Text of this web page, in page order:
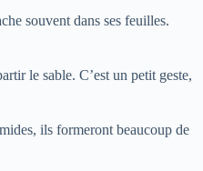
souvent dans ses feuilles.
le sable. C’est un petit geste,
ils formeront beaucoup de